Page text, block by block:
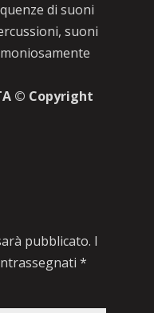
di suoni
suoni
© Copyright
pubblicato. I
*